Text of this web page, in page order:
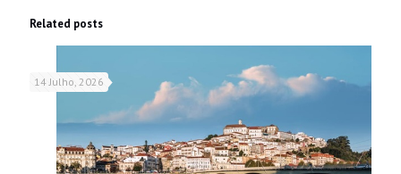
Related posts
14 Julho, 2026